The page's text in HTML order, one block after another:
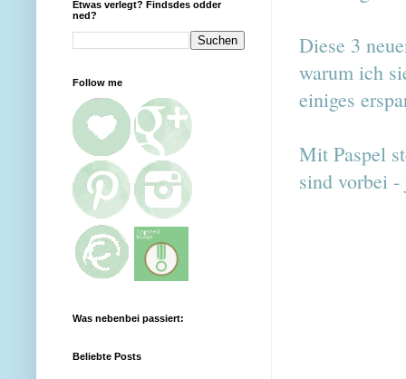
Diese 3
warum ich
einiges
Mit Paspel
sind vorbei
Etwas verlegt? Findsdes odder
ned?
Follow me
Was nebenbei passiert:
Beliebte Posts